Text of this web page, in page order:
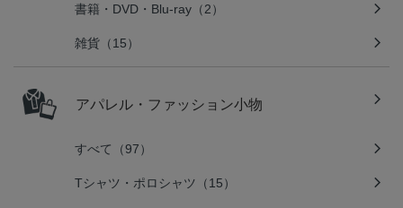
書籍・DVD・Blu-ray（2）
雑貨（15）
アパレル・ファッション小物
すべて（97）
Tシャツ・ポロシャツ（15）